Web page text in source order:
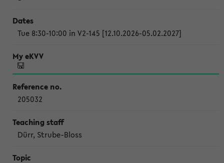
Tue 8:30-10:00 in V2-145 [12.10.2026-05.02.2027]
205032
Dürr, Strube-Bloss